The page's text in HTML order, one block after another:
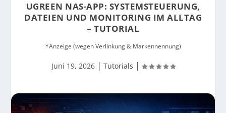
UGREEN NAS-APP: SYSTEMSTEUERUNG,
DATEIEN UND MONITORING IM ALLTAG
– TUTORIAL
*Anzeige (wegen Verlinkung & Markennennung)
Juni 19, 2026| Tutorials |